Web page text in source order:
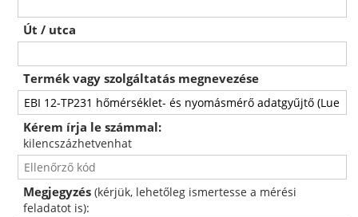
Út / utca
Termék vagy szolgáltatás megnevezése
Kérem írja le számmal:
kilencszázhetvenhat
Megjegyzés(kérjük, lehetőleg ismertesse a mérési
feladatot is):